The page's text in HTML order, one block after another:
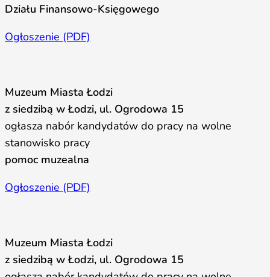
Działu Finansowo-Księgowego
Ogłoszenie (PDF)
Muzeum Miasta Łodzi
z siedzibą w Łodzi, ul. Ogrodowa 15
ogłasza nabór kandydatów do pracy na wolne
stanowisko pracy
pomoc muzealna
Ogłoszenie (PDF)
Muzeum Miasta Łodzi
z siedzibą w Łodzi, ul. Ogrodowa 15